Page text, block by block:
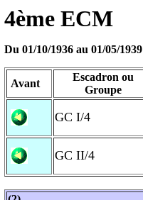
4ème ECM
Du 01/10/1936 au 01/05/1939
Avant
Escadron ou
Groupe
GC I/4
GC II/4